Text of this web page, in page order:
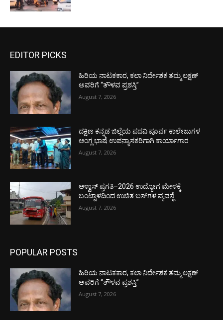
EDITOR PICKS
ಹಿರಿಯ ನಾಟಕಕಾರ, ಕಲಾ ನಿರ್ದೇಶಕ ತಮ್ಮ ಲಕ್ಷಣ್
ಅವರಿಗೆ “ತೌಳವ ಪ್ರಶಸ್ತಿ”
August 7, 2026
ದಕ್ಷಿಣ ಕನ್ನಡ ಜಿಲ್ಲೆಯ ಪದವಿ ಪೂರ್ವ ಕಾಲೇಜುಗಳ
ಆಂಗ್ಲ ಭಾಷೆ ಉಪನ್ಯಾಸಕರಿಗಾಗಿ ಕಾರ್ಯಾಗಾರ
August 7, 2026
ಆಳ್ವಾಸ್ ಪ್ರಗತಿ–2026 ಉದ್ಯೋಗ ಮೇಳಕ್ಕೆ
ಬಂಟ್ವಾಳದಿಂದ ಉಚಿತ ಬಸ್‌ಗಳ ವ್ಯವಸ್ಥೆ
August 7, 2026
POPULAR POSTS
ಹಿರಿಯ ನಾಟಕಕಾರ, ಕಲಾ ನಿರ್ದೇಶಕ ತಮ್ಮ ಲಕ್ಷಣ್
ಅವರಿಗೆ “ತೌಳವ ಪ್ರಶಸ್ತಿ”
August 7, 2026